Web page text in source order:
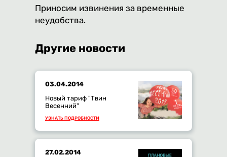
Приносим извинения за временные
неудобства.
Другие новости
03.04.2014
Новый тариф "Твин
Весенний"
УЗНАТЬ ПОДРОБНОСТИ
27.02.2014